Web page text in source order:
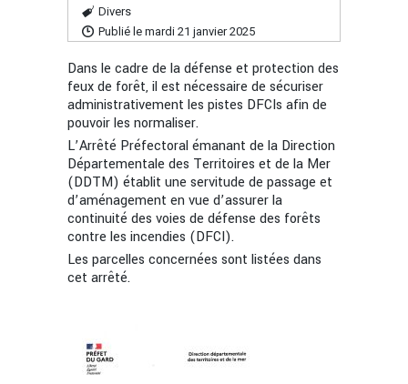
Divers
Publié le mardi 21 janvier 2025
Dans le cadre de la défense et protection des
feux de forêt, il est nécessaire de sécuriser
administrativement les pistes DFCIs afin de
pouvoir les normaliser.
L’Arrêté Préfectoral émanant de la Direction
Départementale des Territoires et de la Mer
(DDTM) établit une servitude de passage et
d’aménagement en vue d’assurer la
continuité des voies de défense des forêts
contre les incendies (DFCI).
Les parcelles concernées sont listées dans
cet arrêté.